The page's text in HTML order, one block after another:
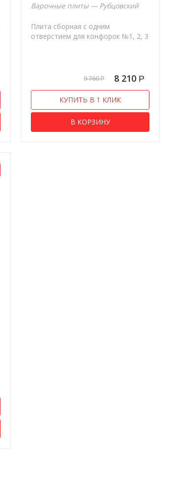
Варочные плиты — Рубцовский
Плита сборная с одним
отверстием для конфорок №1, 2, 3
9 760Р 8 210 Р
КУПИТЬ В 1 КЛИК
В КОРЗИНУ